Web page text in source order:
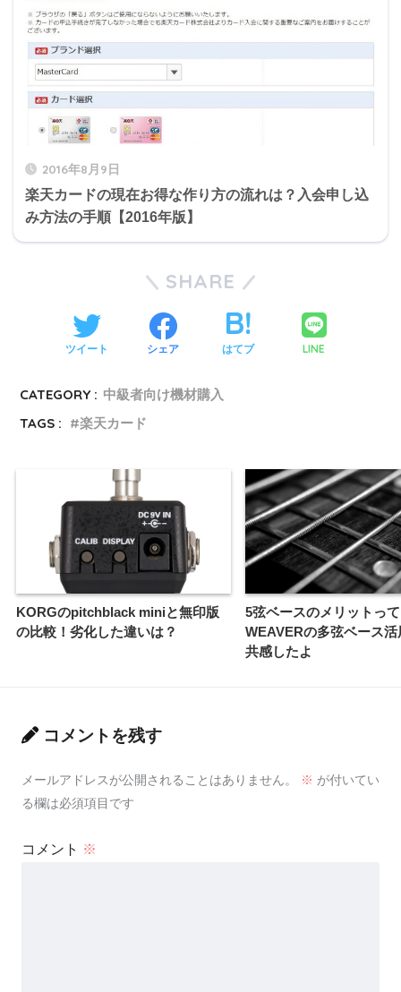
2016年8月9日
楽天カードの現在お得な作り方の流れは？入会申し込
み方法の手順【2016年版】
SHARE
ツイート シェア はてブ LINE
CATEGORY : 中級者向け機材購入
TAGS :
楽天カード
KORGのpitchblack miniと無印版
の比較！劣化した違いは？
5弦ベースのメリットっ
WEAVERの多弦ベース活
共感したよ
コメントを残す
メールアドレスが公開されることはありません。 ※ が付いてい
る欄は必須項目です
コメント ※